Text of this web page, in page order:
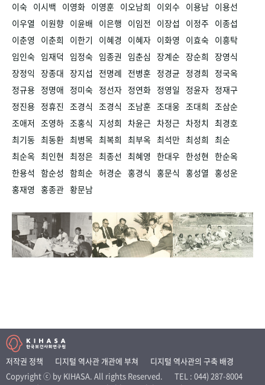
이숙 이시백 이영화 이영훈 이오남희 이외수 이용남 이용선
이우열
이원향 이윤배 이은행 이임전 이장섭 이정주 이종섭
이춘영
이춘희 이한기 이혜경 이혜자 이화영 이효숙 이흥탁
임인숙 임재덕 임정숙 임종권 임춘심 장계순 장순희 장영식
장정익 장종대 장지섭 전명례 전병훈 정경균 정경희
정국옥
정규용 정명애 정미숙 정선자 정연화 정영일 정윤자 정재구
정진용 정휴진 조경식 조경식 조남훈 조대웅 조대희 조삼순
조애저 조영하 조홍식 지성희 차윤근 차정근 차정치 최경호
최기동 최동환 최병목 최복희 최부옥 최석만 최성희 최순
최순옥 최인현 최정은 최종선 최혜영 한대우 한성현 한순옥
한용석 함순성 함희순 허경순 홍경식 홍문식 홍성열 홍성운
홍재영 홍종관 황문남
저작권 정책 디지털 역사관 개관에 부쳐
디지털 역사관의 구축 배경
Copyright ⓒ by KIHASA. All rights Reserved.
TEL : 044) 287-8004